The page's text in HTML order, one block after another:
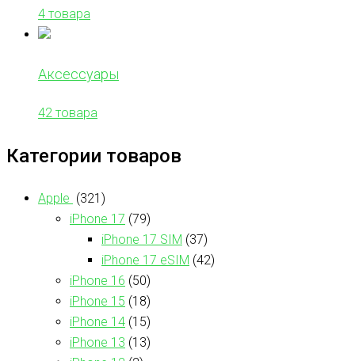
4 товара
Аксессуары
42 товара
Категории товаров
Apple (321)
iPhone 17 (79)
iPhone 17 SIM (37)
iPhone 17 eSIM (42)
iPhone 16 (50)
iPhone 15 (18)
iPhone 14 (15)
iPhone 13 (13)